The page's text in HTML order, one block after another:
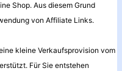
Shop. Aus diesem Grund
von Affiliate Links.
kleine Verkaufsprovision vom
Für Sie entstehen